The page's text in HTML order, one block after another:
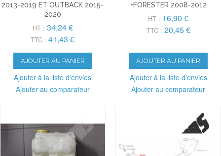
2013-2019 ET OUTBACK 2015-
2020
HT : 34,24 €
TTC : 41,43 €
AJOUTER AU PANIER
Ajouter à la liste d'envies
Ajouter au comparateur
+FORESTER 2008-2012
HT : 16,90 €
TTC : 20,45 €
AJOUTER AU PANIER
Ajouter à la liste d'envies
Ajouter au comparateur